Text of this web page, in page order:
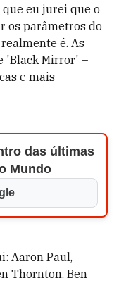
eu jurei que o
os parâmetros do
é. As
'Black Mirror' –
e mais
das últimas
Mundo
Aaron Paul,
Thornton, Ben